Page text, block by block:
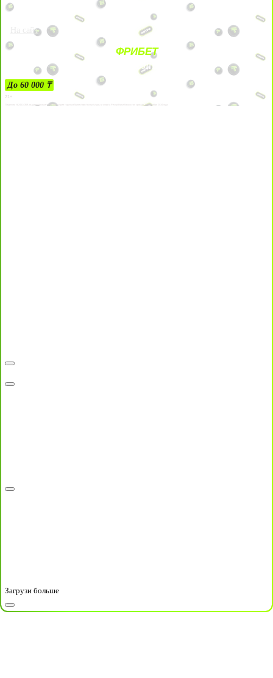
На сайт
ФРИБЕТ
ЗА ДЕПОЗИТЫ
До 60 000 ₸
21+
Лицензии №24514359, выданной комитетом индустрии туризма Министерства культуры и спорта Республики Казахстан срок до 27 сентября 2034 года.
Загрузи больше